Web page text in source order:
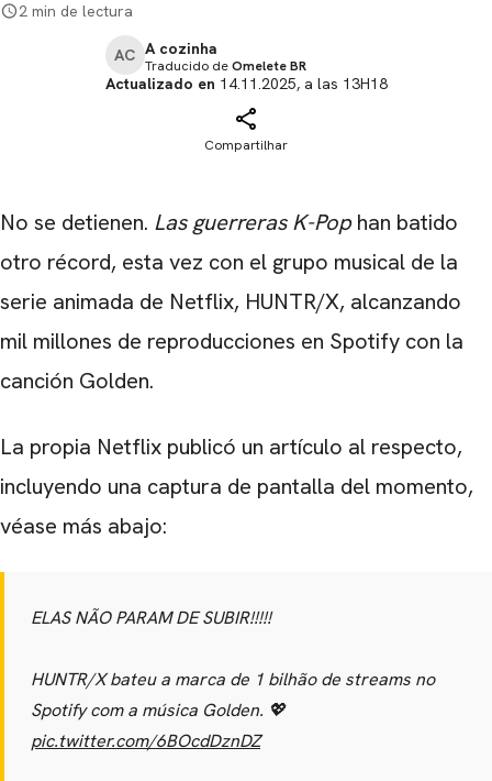
2 min de lectura
AC A cozinha
Traducido deOmelete BR
Actualizado en 14.11.2025, a las 13H18
Compartilhar
No se detienen. Las guerreras K-Pophan batido
otro récord, esta vez con el grupo musical de la
serie animada de Netflix, HUNTR/X, alcanzando
mil millones de reproducciones en Spotify con la
canción Golden.
La propia Netflix publicó un artículo al respecto,
incluyendo una captura de pantalla del momento,
véase más abajo:
ELAS NÃO PARAM DE SUBIR!!!!!
HUNTR/X bateu a marca de 1 bilhão de streams no
Spotify com a música Golden. 💖
pic.twitter.com/6BOcdDznDZ